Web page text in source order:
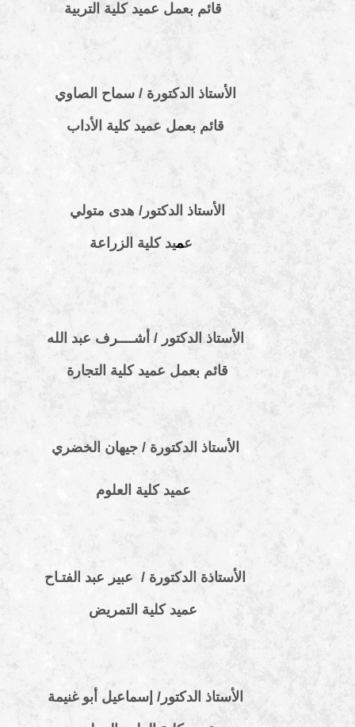
قائم بعمل عميد كلية التربية
الأستاذ الدكتورة / سماح الصاوي
قائم بعمل عميد كلية الأداب
الأستاذ الدكتور/ هدى متولي
يد كلية الزراعة
الأستاذ الدكتور / أشــــرف عبد الله
قائم بعمل عميد كلية التجارة
الأستاذ الدكتورة / جيهان الخضري
عميد كلية العلوم
الأستاذة الدكتورة /عبير عبد الفتـاح
عميد كلية التمريض
الأستاذ الدكتور/ إسماعيل أبو غنيمة